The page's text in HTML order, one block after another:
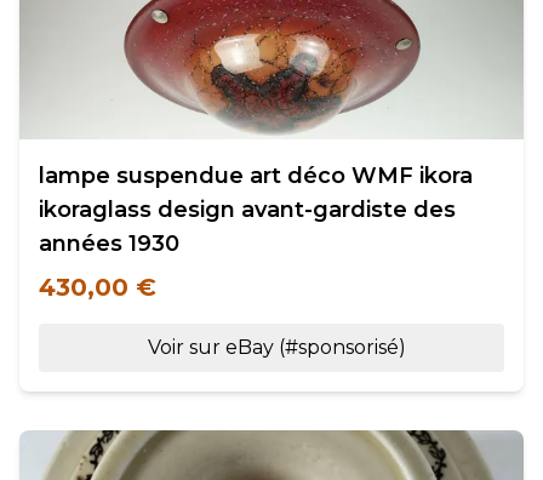
lampe suspendue art déco WMF ikora
ikoraglass design avant-gardiste des
années 1930
430,00 €
Voir sur eBay (#sponsorisé)